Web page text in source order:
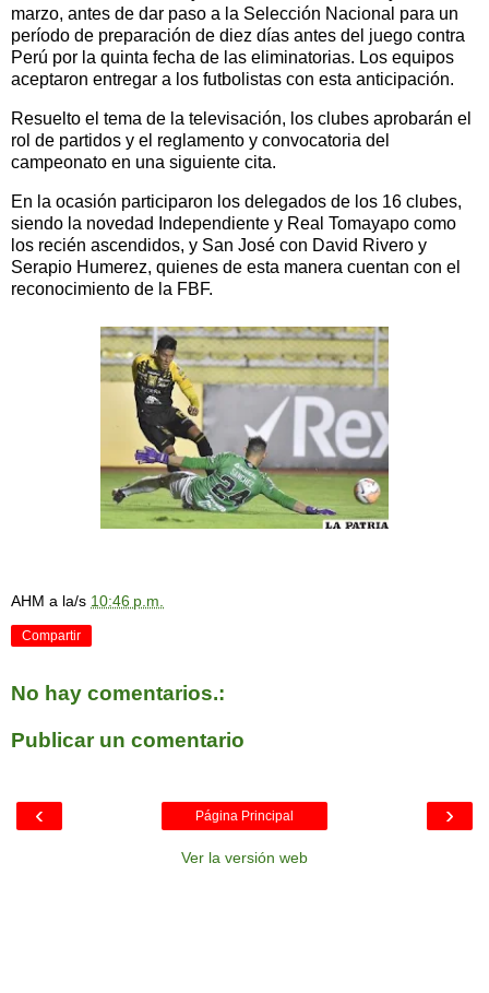
marzo, antes de dar paso a la Selección Nacional para un
período de preparación de diez días antes del juego contra
Perú por la quinta fecha de las eliminatorias. Los equipos
aceptaron entregar a los futbolistas con esta anticipación.
Resuelto el tema de la televisación, los clubes aprobarán el
rol de partidos y el reglamento y convocatoria del
campeonato en una siguiente cita.
En la ocasión participaron los delegados de los 16 clubes,
siendo la novedad Independiente y Real Tomayapo como
los recién ascendidos, y San José con David Rivero y
Serapio Humerez, quienes de esta manera cuentan con el
reconocimiento de la FBF.
AHM a la/s 10:46 p.m.
Compartir
No hay comentarios.:
Publicar un comentario
‹ ›
Página Principal
Ver la versión web